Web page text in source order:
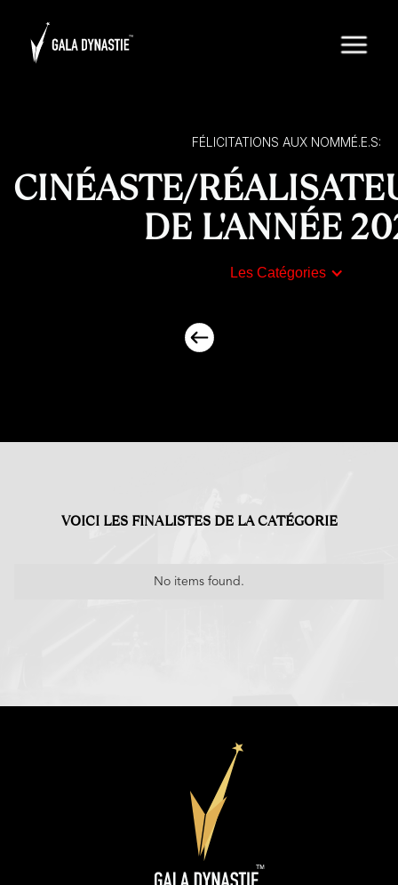
FÉLICITATIONS AUX NOMMÉ.E.S:
CINÉASTE/
DE L'ANNÉE
Les Catégories
VOICI LES FINALISTES DE LA CATÉGORIE
No items found.